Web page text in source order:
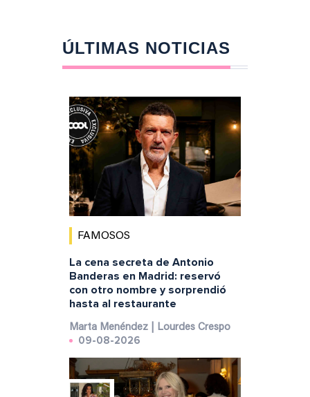
ÚLTIMAS NOTICIAS
FAMOSOS
La cena secreta de Antonio
Banderas en Madrid: reservó
con otro nombre y sorprendió
hasta al restaurante
Marta Menéndez | Lourdes Crespo
09-08-2026